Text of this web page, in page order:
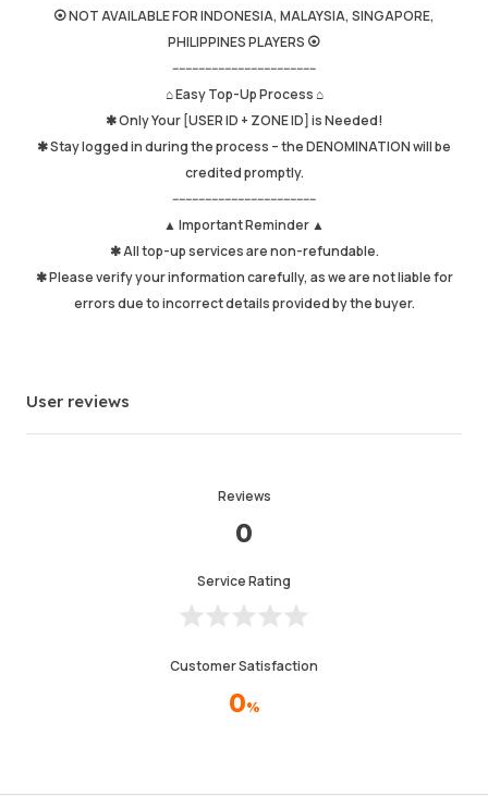
ความเร็วในการส่ง 4.97
Info Store พูดคุยกับผู้ขาย
⦿ NOT AVAILABLE FOR INDONESIA, MALAYSIA, SINGAPORE,
PHILIPPINES PLAYERS ⦿
--------------------------------------------
⌂ Easy Top-Up Process ⌂
✱ Only Your [USER ID + ZONE ID] is Needed!
✱ Stay logged in during the process – the DENOMINATION will be
credited promptly.
--------------------------------------------
▲ Important Reminder ▲
✱ All top-up services are non-refundable.
✱ Please verify your information carefully, as we are not liable for
errors due to incorrect details provided by the buyer.
User reviews
Reviews
0
Service Rating
Customer Satisfaction
0%